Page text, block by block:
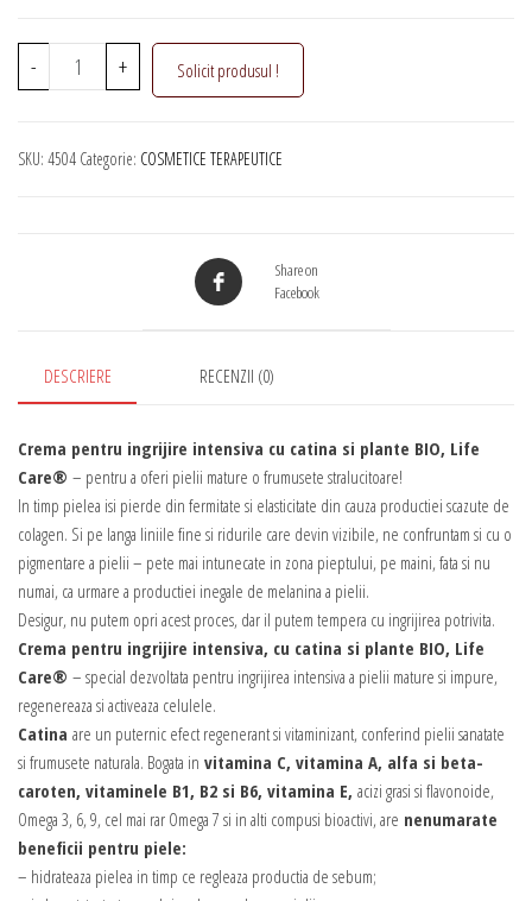
fost:
41,99 lei.
36,99 lei.
-
Cantitate
Cremă
intensivă
Care®
+ Solicit produsul !
SKU: 4504 Categorie: COSMETICE TERAPEUTICE
Share on
Facebook
DESCRIERE RECENZII (0)
Crema pentru ingrijire intensiva cu catina si plante BIO, Life
Care® – pentru a oferi pielii mature o frumusete stralucitoare!
In timp pielea isi pierde din fermitate si elasticitate din cauza productiei scazute de
colagen. Si pe langa liniile fine si ridurile care devin vizibile, ne confruntam si cu o
pigmentare a pielii – pete mai intunecate in zona pieptului, pe maini, fata si nu
numai, ca urmare a productiei inegale de melanina a pielii.
Desigur, nu putem opri acest proces, dar il putem tempera cu ingrijirea potrivita.
Crema pentru ingrijire intensiva, cu catina si plante BIO, Life
Care® – special dezvoltata pentru ingrijirea intensiva a pielii mature si impure,
regenereaza si activeaza celulele.
Catina are un puternic efect regenerant si vitaminizant, conferind pielii sanatate
si frumusete naturala. Bogata in vitamina C, vitamina A, alfa si beta-
caroten, vitaminele B1, B2 si B6, vitamina E, acizi grasi si flavonoide,
Omega 3, 6, 9, cel mai rar Omega 7 si in alti compusi bioactivi, are nenumarate
beneficii pentru piele:
– hidrateaza pielea in timp ce regleaza productia de sebum;